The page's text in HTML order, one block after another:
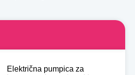
Električna pumpica za